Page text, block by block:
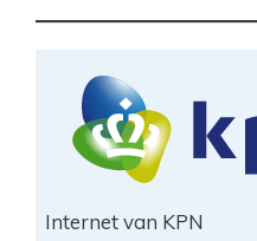
Internet van KPN